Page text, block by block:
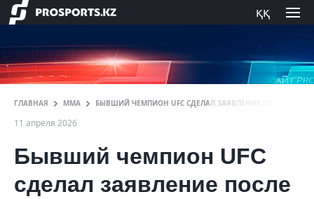
ққ
ГЛАВНАЯ ММА БЫВШИЙ ЧЕМПИОН UFC СДЕЛАЛ ЗАЯВЛЕНИЕ ПОСЛЕ
11 апреля 2026
Бывший чемпион UFC
сделал заявление после